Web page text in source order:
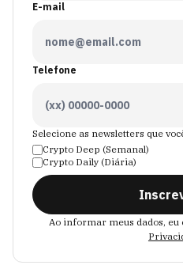
E-mail
Telefone
Selecione as newsletters que
Crypto Deep (Semanal)
Crypto Daily (Diária)
Ao informar meus dados, eu